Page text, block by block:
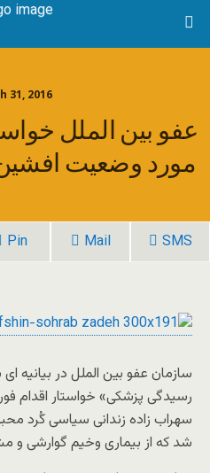
31, 2016
عفو بین الملل
مورد وضعیت
Pin Mail SMS
سازمان عفو بین الملل در بیانیه ای
رسیدگی پزشکی» خواستار اقدام
سهراب زاده زندانی سیاسی کُرد
شد که از بیماری وخیم گوارشی و